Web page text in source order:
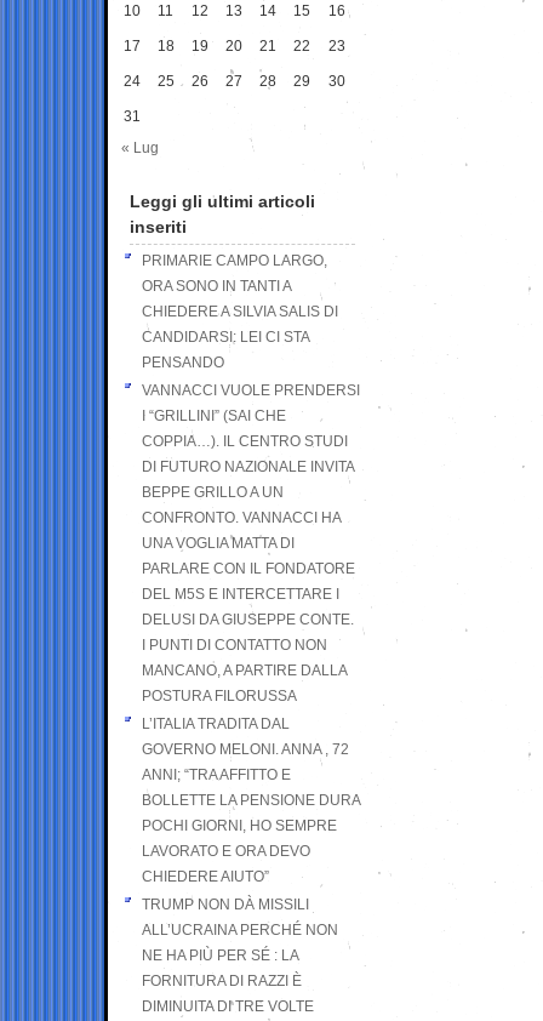
10 11 12 13 14 15 16
17 18 19 20 21 22 23
24 25 26 27 28 29 30
31
« Lug
Leggi gli ultimi articoli
inseriti
PRIMARIE CAMPO LARGO,
ORA SONO IN TANTI A
CHIEDERE A SILVIA SALIS DI
CANDIDARSI: LEI CI STA
PENSANDO
VANNACCI VUOLE PRENDERSI
I “GRILLINI” (SAI CHE
COPPIA…). IL CENTRO STUDI
DI FUTURO NAZIONALE INVITA
BEPPE GRILLO A UN
CONFRONTO. VANNACCI HA
UNA VOGLIA MATTA DI
PARLARE CON IL FONDATORE
DEL M5S E INTERCETTARE I
DELUSI DA GIUSEPPE CONTE.
I PUNTI DI CONTATTO NON
MANCANO, A PARTIRE DALLA
POSTURA FILORUSSA
L’ITALIA TRADITA DAL
GOVERNO MELONI. ANNA , 72
ANNI; “TRA AFFITTO E
BOLLETTE LA PENSIONE DURA
POCHI GIORNI, HO SEMPRE
LAVORATO E ORA DEVO
CHIEDERE AIUTO”
TRUMP NON DÀ MISSILI
ALL’UCRAINA PERCHÉ NON
NE HA PIÙ PER SÉ : LA
FORNITURA DI RAZZI È
DIMINUITA DI TRE VOLTE